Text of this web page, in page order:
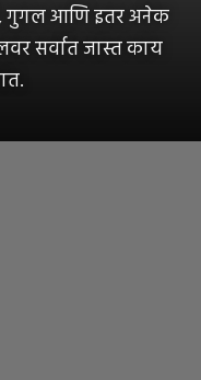
गुगल आणि इतर अनेक
सर्वात जास्त काय